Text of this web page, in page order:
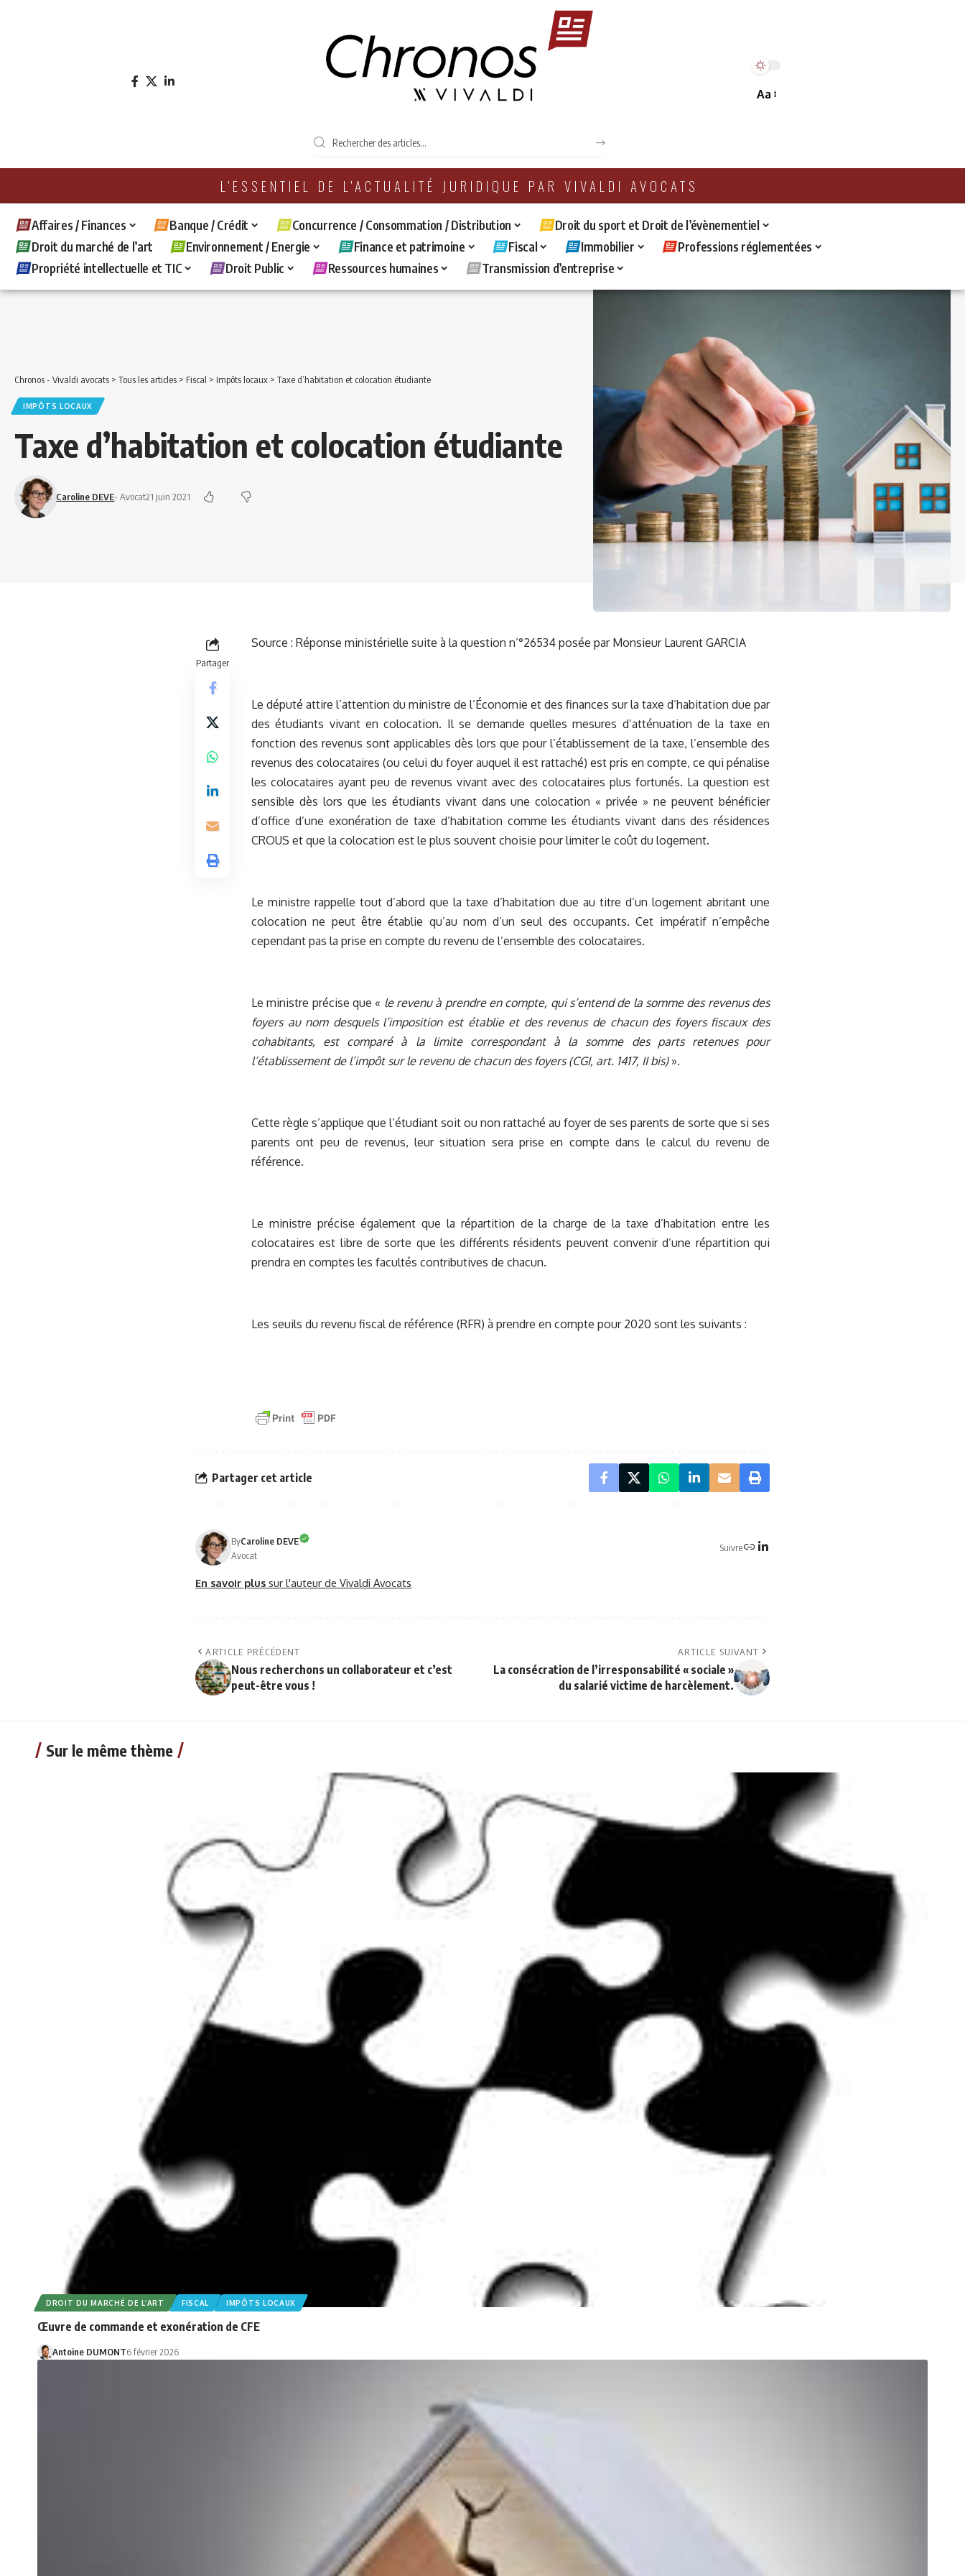
Aa
L'ESSENTIEL DE L'ACTUALITÉ JURIDIQUE PAR VIVALDI AVOCATS
Affaires / Finances Banque / Crédit Concurrence / Consommation / Distribution
Droit du sport et Droit de l’évènementiel
Droit du marché de l’art
Environnement / Energie Finance et patrimoine Fiscal Immobilier
Professions réglementées
Propriété intellectuelle et TIC
Droit Public Ressources humaines Transmission d’entreprise
Chronos - Vivaldi avocats > Tous les articles > Fiscal > Impôts locaux > Taxe d’habitation et colocation étudiante
IMPÔTS LOCAUX
Taxe d’habitation et colocation étudiante
Caroline DEVE- Avocat21 juin 2021
Partager
Source : Réponse ministérielle suite à la question n’°26534 posée par Monsieur Laurent GARCIA
Le député attire l’attention du ministre de l’Économie et des finances sur la taxe d’habitation due par
des étudiants vivant en colocation. Il se demande quelles mesures d’atténuation de la taxe en
fonction des revenus sont applicables dès lors que pour l’établissement de la taxe, l’ensemble des
revenus des colocataires (ou celui du foyer auquel il est rattaché) est pris en compte, ce qui pénalise
les colocataires ayant peu de revenus vivant avec des colocataires plus fortunés. La question est
sensible dès lors que les étudiants vivant dans une colocation « privée » ne peuvent bénéficier
d’office d’une exonération de taxe d’habitation comme les étudiants vivant dans des résidences
CROUS et que la colocation est le plus souvent choisie pour limiter le coût du logement.
Le ministre rappelle tout d’abord que la taxe d’habitation due au titre d’un logement abritant une
colocation ne peut être établie qu’au nom d’un seul des occupants. Cet impératif n’empêche
cependant pas la prise en compte du revenu de l’ensemble des colocataires.
Le ministre précise que « le revenu à prendre en compte, qui s’entend de la somme des revenus des
foyers au nom desquels l’imposition est établie et des revenus de chacun des foyers fiscaux des
cohabitants, est comparé à la limite correspondant à la somme des parts retenues pour
l’établissement de l’impôt sur le revenu de chacun des foyers (CGI, art. 1417, II bis)».
Cette règle s’applique que l’étudiant soit ou non rattaché au foyer de ses parents de sorte que si ses
parents ont peu de revenus, leur situation sera prise en compte dans le calcul du revenu de
référence.
Le ministre précise également que la répartition de la charge de la taxe d’habitation entre les
colocataires est libre de sorte que les différents résidents peuvent convenir d’une répartition qui
prendra en comptes les facultés contributives de chacun.
Les seuils du revenu fiscal de référence (RFR) à prendre en compte pour 2020 sont les suivants :
Partager cet article
ByCaroline DEVE
Avocat
Suivre
En savoir plus sur l'auteur de Vivaldi Avocats
ARTICLE PRÉCÉDENT
Nous recherchons un collaborateur et c’est
peut-être vous !
ARTICLE SUIVANT
La consécration de l’irresponsabilité « sociale »
du salarié victime de harcèlement.
Sur le même thème
DROIT DU MARCHÉ DE L’ART FISCAL IMPÔTS LOCAUX
Œuvre de commande et exonération de CFE
Antoine DUMONT6 février 2026